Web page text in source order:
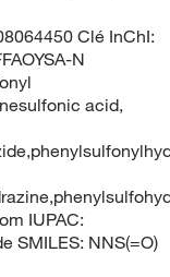
Clé InChI:
N
acid,
IUPAC:
SMILES: NNS(=O)